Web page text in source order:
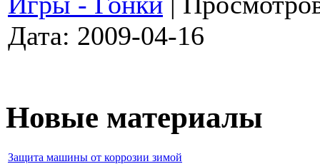
Дата: 2009-04-16
Новые материалы
Защита машины от коррозии зимой